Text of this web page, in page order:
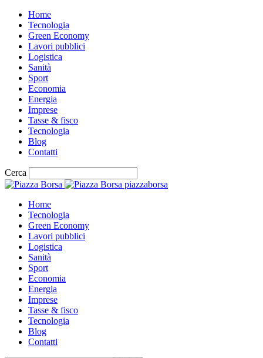
Home
Tecnologia
Green Economy
Lavori pubblici
Logistica
Sanità
Sport
Economia
Energia
Imprese
Tasse & fisco
Tecnologia
Blog
Contatti
Cerca
piazzaborsa
Home
Tecnologia
Green Economy
Lavori pubblici
Logistica
Sanità
Sport
Economia
Energia
Imprese
Tasse & fisco
Tecnologia
Blog
Contatti